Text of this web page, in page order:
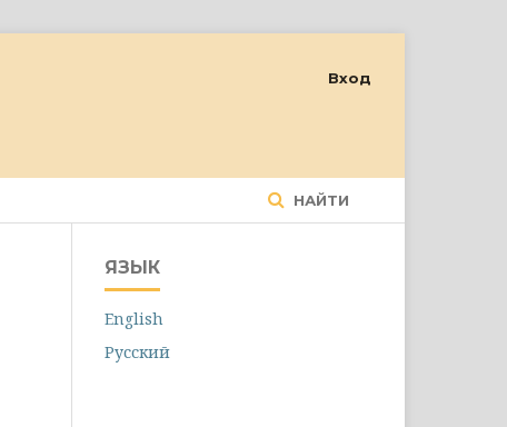
НАЙТИ
Вход
ЯЗЫК
English
Русский